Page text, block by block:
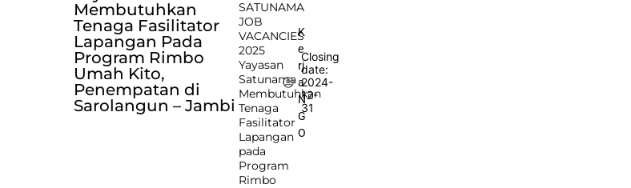
Membutuhkan
Tenaga Fasilitator
Lapangan Pada
Program Rimbo
Umah Kito,
Penempatan di
Sarolangun – Jambi
SATUNAMA
JOB
VACANCIES
2025
Yayasan
Satunama
Membutuhkan
Tenaga
Fasilitator
Lapangan
pada
Program
Rimbo
K
e
rj
a
N
G
O
Closing
date:
2024-
12-
31